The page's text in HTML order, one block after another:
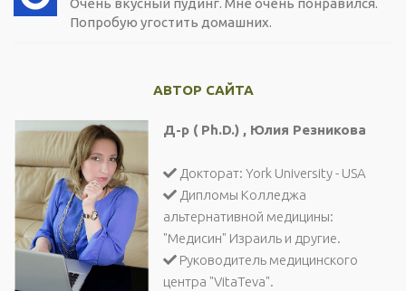
Попробую угостить домашних.
АВТОР САЙТА
Д-р ( Ph.D.) , Юлия Резникова
Докторат: York University - USA
Дипломы Колледжа
альтернативной медицины:
"Медисин" Израиль и другие.
Руководитель медицинского
центра "VitaTeva".